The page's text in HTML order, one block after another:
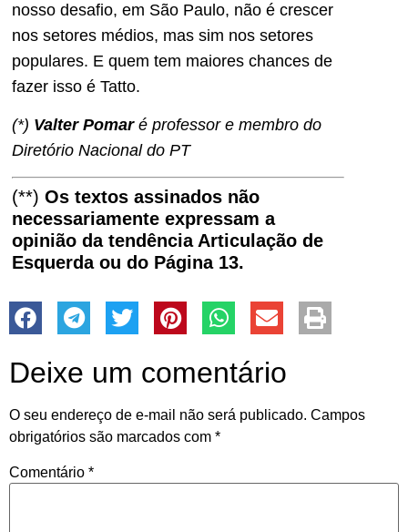
nosso desafio, em São Paulo, não é crescer
nos setores médios, mas sim nos setores
populares. E quem tem maiores chances de
fazer isso é Tatto.
(*) Valter Pomaré professor e membro do
Diretório Nacional do PT
(**) Os textos assinados não
necessariamente expressam a
opinião da tendência Articulação de
Esquerda ou do Página 13.
Deixe um comentário
O seu endereço de e-mail não será publicado. Campos
obrigatórios são marcados com *
Comentário *